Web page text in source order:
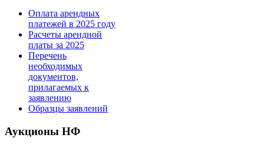
Оплата арендных
платежей в 2025 году
Расчеты арендной
платы за 2025
Перечень
необходимых
документов,
прилагаемых к
заявлению
Образцы заявлений
Аукционы НФ